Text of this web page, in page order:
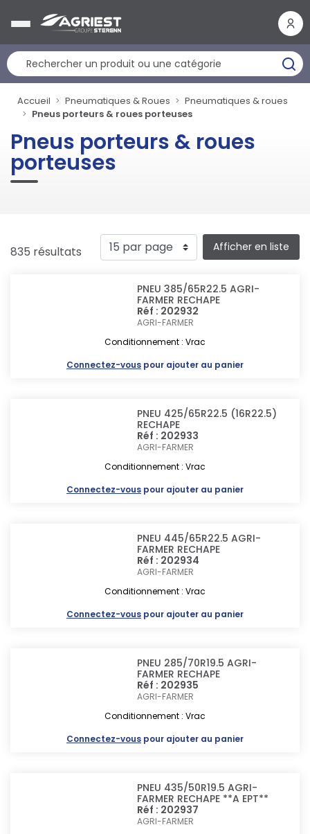
Accueil Pneumatiques & Roues
Pneumatiques & roues
Pneus porteurs & roues porteuses
Pneus porteurs & roues
porteuses
835 résultats Afficher en liste
PNEU 385/65R22.5 AGRI-
FARMER RECHAPE
Réf : 202932
AGRI-FARMER
Conditionnement : Vrac
Connectez-vous pour ajouter au panier
PNEU 425/65R22.5 (16R22.5)
RECHAPE
Réf : 202933
AGRI-FARMER
Conditionnement : Vrac
Connectez-vous pour ajouter au panier
PNEU 445/65R22.5 AGRI-
FARMER RECHAPE
Réf : 202934
AGRI-FARMER
Conditionnement : Vrac
Connectez-vous pour ajouter au panier
PNEU 285/70R19.5 AGRI-
FARMER RECHAPE
Réf : 202935
AGRI-FARMER
Conditionnement : Vrac
Connectez-vous pour ajouter au panier
PNEU 435/50R19.5 AGRI-
FARMER RECHAPE **A EPT**
Réf : 202937
AGRI-FARMER